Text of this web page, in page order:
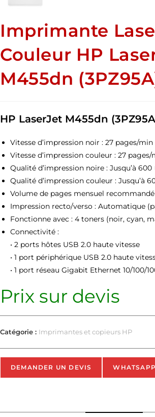
Imprimante
Couleur HP
M455dn
HP LaserJet M455dn
Vitesse d’impression noir : 27 pages/
Vitesse d’impression couleur : 27
Qualité d’impression noire : Jusqu’à
Qualité d’impression couleur : Jusqu’à
Volume de pages mensuel
Impression recto/verso : Automatique
Fonctionne avec : 4 toners (noir, cyan,
Connectivité :
• 2 ports hôtes USB 2.0 haute vitesse
• 1 port périphérique USB 2.0 haute
• 1 port réseau Gigabit Ethernet 10/100/
Prix sur devis
Catégorie : Imprimantes et copieurs HP
DEMANDER UN DEVIS WHATSAPP